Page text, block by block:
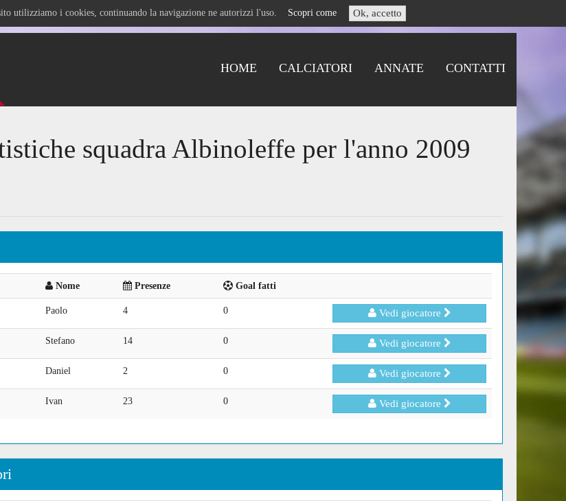
utilizziamo i cookies, continuando la navigazione ne autorizzi l'uso. Scopri come Ok, accetto
HOME CALCIATORI ANNATE CONTATTI
squadra Albinoleffe per l'anno 2009
Nome Presenze Goal fatti
Paolo 4 0 Vedi giocatore
Stefano 14 0 Vedi giocatore
Daniel 2 0 Vedi giocatore
Ivan 23 0 Vedi giocatore